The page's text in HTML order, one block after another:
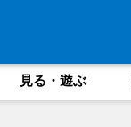
見る・遊ぶ